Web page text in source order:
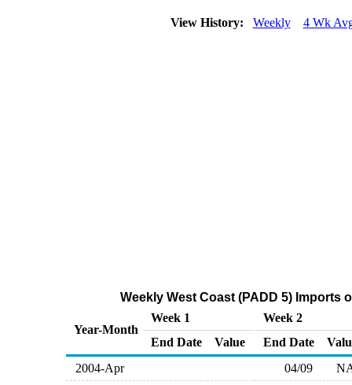
View History: Weekly 4 Wk
Weekly West Coast (PADD 5) Imports
Year-Month
Week 1
Week 2
End Date
Value End Date
2004-Apr
04/09